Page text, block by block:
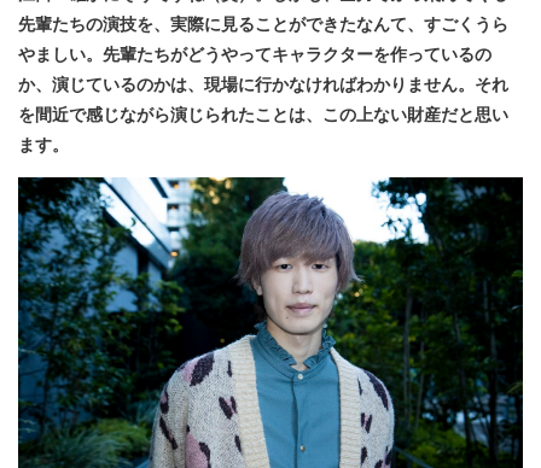
先輩たちの演技を、実際に見ることができたなんて、すごくうら
やましい。先輩たちがどうやってキャラクターを作っているの
か、演じているのかは、現場に行かなければわかりません。それ
を間近で感じながら演じられたことは、この上ない財産だと思い
ます。